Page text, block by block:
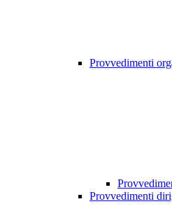
Provvedimenti
Provvedimenti